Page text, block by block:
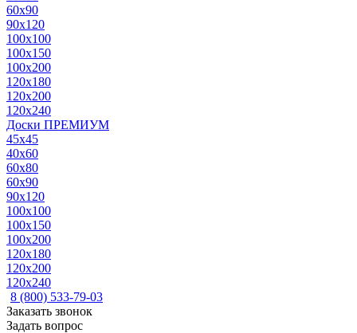
60x90
90x120
100x100
100x150
100x200
120x180
120x200
120x240
Доски ПРЕМИУМ
45x45
40x60
60x80
60x90
90x120
100x100
100x150
100x200
120x180
120x200
120x240
8 (800) 533-79-03
Заказать звонок
Задать вопрос